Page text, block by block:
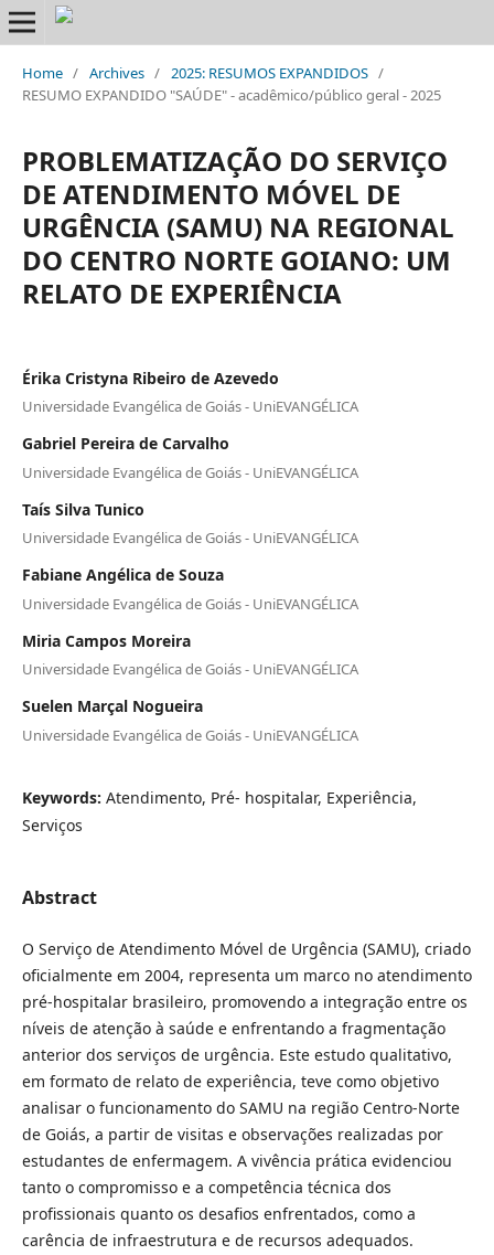
Home / Archives / 2025: RESUMOS EXPANDIDOS /
RESUMO EXPANDIDO "SAÚDE" - acadêmico/público geral - 2025
PROBLEMATIZAÇÃO DO SERVIÇO
DE ATENDIMENTO MÓVEL DE
URGÊNCIA (SAMU) NA REGIONAL
DO CENTRO NORTE GOIANO: UM
RELATO DE EXPERIÊNCIA
Érika Cristyna Ribeiro de Azevedo
Universidade Evangélica de Goiás - UniEVANGÉLICA
Gabriel Pereira de Carvalho
Universidade Evangélica de Goiás - UniEVANGÉLICA
Taís Silva Tunico
Universidade Evangélica de Goiás - UniEVANGÉLICA
Fabiane Angélica de Souza
Universidade Evangélica de Goiás - UniEVANGÉLICA
Miria Campos Moreira
Universidade Evangélica de Goiás - UniEVANGÉLICA
Suelen Marçal Nogueira
Universidade Evangélica de Goiás - UniEVANGÉLICA
Keywords: Atendimento, Pré- hospitalar, Experiência,
Serviços
Abstract
O Serviço de Atendimento Móvel de Urgência (SAMU), criado
oficialmente em 2004, representa um marco no atendimento
pré-hospitalar brasileiro, promovendo a integração entre os
níveis de atenção à saúde e enfrentando a fragmentação
anterior dos serviços de urgência. Este estudo qualitativo,
em formato de relato de experiência, teve como objetivo
analisar o funcionamento do SAMU na região Centro-Norte
de Goiás, a partir de visitas e observações realizadas por
estudantes de enfermagem. A vivência prática evidenciou
tanto o compromisso e a competência técnica dos
profissionais quanto os desafios enfrentados, como a
carência de infraestrutura e de recursos adequados.